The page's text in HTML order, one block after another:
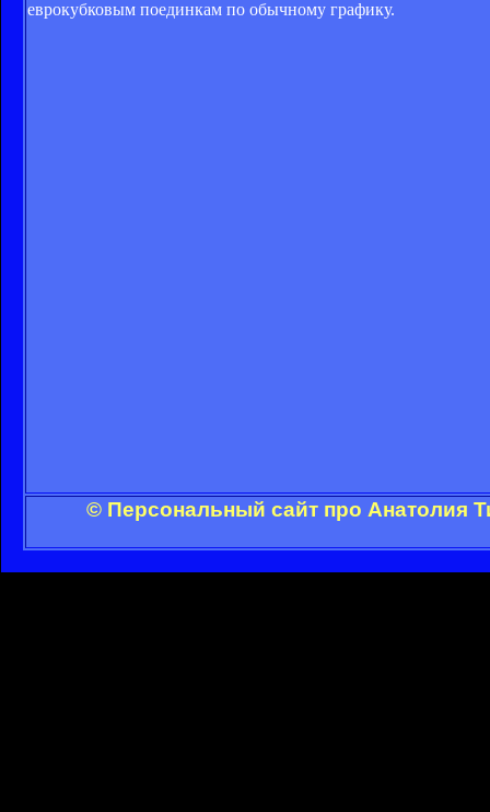
еврокубковым поединкам по обычному графику.
© Персональный сайт про Анатолия